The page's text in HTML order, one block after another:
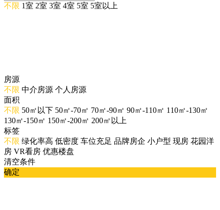
不限 1室 2室 3室 4室 5室 5室以上
房源
不限 中介房源 个人房源
面积
不限 50㎡以下 50㎡-70㎡ 70㎡-90㎡ 90㎡-110㎡ 110㎡-130㎡
130㎡-150㎡ 150㎡-200㎡ 200㎡以上
标签
不限 绿化率高 低密度 车位充足 品牌房企 小户型 现房 花园洋
房 VR看房 优惠楼盘
清空条件
确定